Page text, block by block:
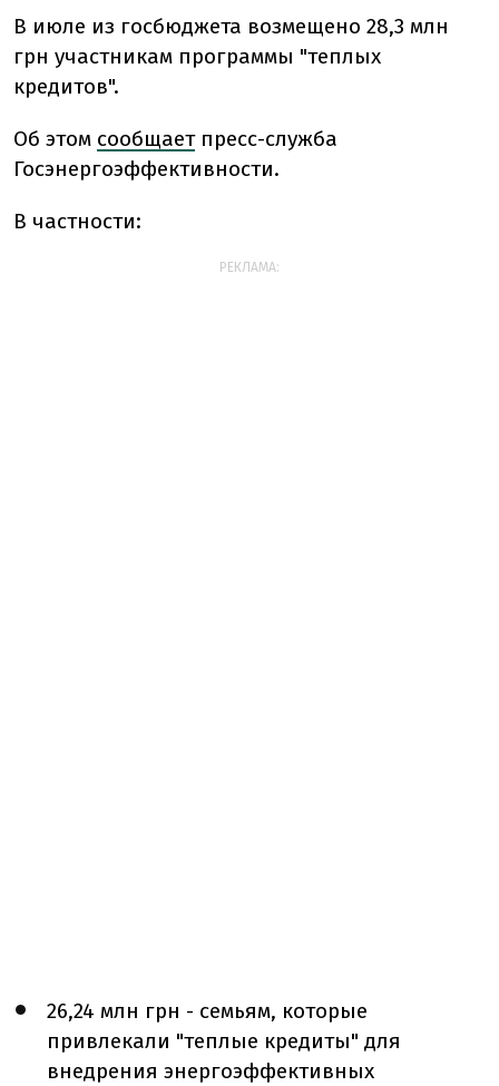
В июле из госбюджета возмещено 28,3 млн
грн участникам программы "теплых
кредитов".
Об этом сообщаетпресс-служба
Госэнергоэффективности.
В частности:
РЕКЛАМА:
26,24 млн грн - семьям, которые
привлекали "теплые кредиты" для
внедрения энергоэффективных